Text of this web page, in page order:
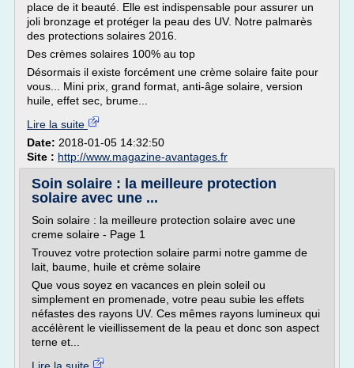
place de it beauté. Elle est indispensable pour assurer un
joli bronzage et protéger la peau des UV. Notre palmarès
des protections solaires 2016.
Des crèmes solaires 100% au top
Désormais il existe forcément une crème solaire faite pour
vous... Mini prix, grand format, anti-âge solaire, version
huile, effet sec, brume...
Lire la suite
Date: 2018-01-05 14:32:50
Site : http://www.magazine-avantages.fr
Soin solaire : la meilleure protection
solaire avec une ...
Soin solaire : la meilleure protection solaire avec une
creme solaire - Page 1
Trouvez votre protection solaire parmi notre gamme de
lait, baume, huile et crème solaire
Que vous soyez en vacances en plein soleil ou
simplement en promenade, votre peau subie les effets
néfastes des rayons UV. Ces mêmes rayons lumineux qui
accélèrent le vieillissement de la peau et donc son aspect
terne et...